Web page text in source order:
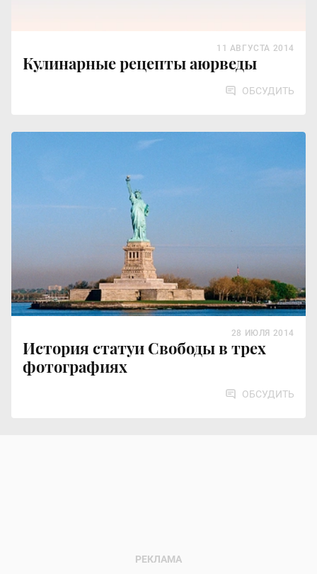
Кулинарные рецепты аюрведы
11 АВГУСТА 2014
ОБСУДИТЬ
История cтатуи Свободы в трех
фотографиях
28 ИЮЛЯ 2014
ОБСУДИТЬ